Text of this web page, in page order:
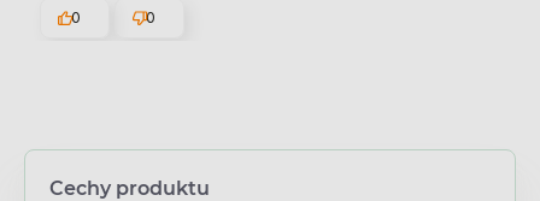
0
0
Cechy produktu